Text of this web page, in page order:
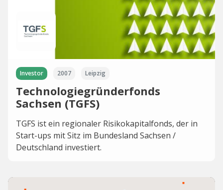
Investor 2007 Leipzig
Technologiegründerfonds
Sachsen (TGFS)
TGFS ist ein regionaler Risikokapitalfonds, der in
Start-ups mit Sitz im Bundesland Sachsen /
Deutschland investiert.